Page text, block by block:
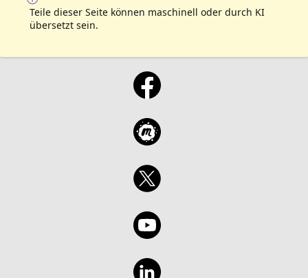
Teile dieser Seite können maschinell oder durch KI
übersetzt sein.